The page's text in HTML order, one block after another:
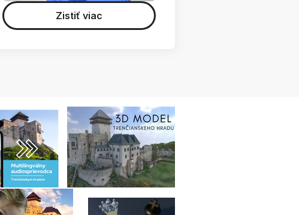
Zistiť viac